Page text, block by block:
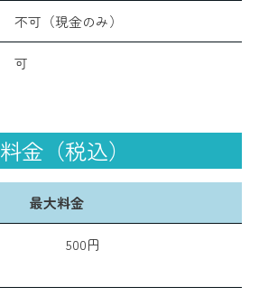
不可（現金のみ）
可
料金（税込）
最大料金
500円